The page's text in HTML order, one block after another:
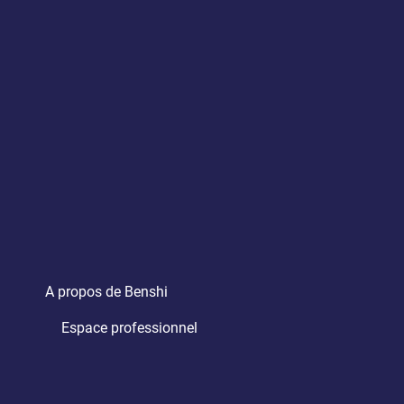
A propos de Benshi
Espace professionnel